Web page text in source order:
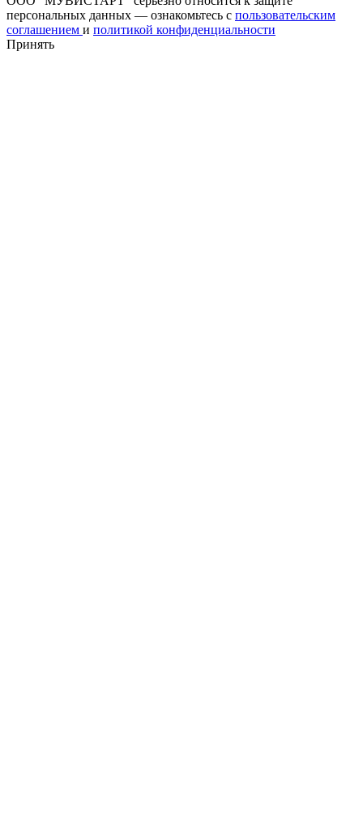
персональных данных — ознакомьтесь с пользовательским
соглашением и политикой конфиденциальности
Принять